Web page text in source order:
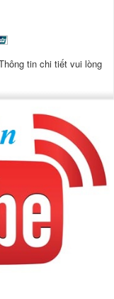
tin chi tiết vui lòng